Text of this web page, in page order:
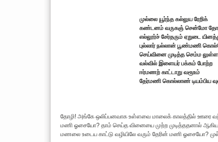
முல்லை யூர்ந்த கல்லுய ரேறிக்
கண்டனம் வருகஞ் சென்மோ
எல்லூர்ச் சேர்தரும் ஏறுடை
புல்லார் நல்லான் பூண்மணி
செய்வினை முடித்த செம்ம
வல்வில் இளையர் பக்கம் போற்ற
ஈர்மணற் காட்டாறு வரூஉம்
தேர்மணி கொல்லாண் டியம்பிய
தோழி! அங்கே ஒலிப்பனவாக உள்ளவை மாலைக் காலத்தில் ஊரை
மணி ஓசையோ? தாம் செய்த வினையை முற்ற முடித்ததனால் ஆகிய
மணலை உடைய காட்டு வழியிலே வரும் தேரின் மணி ஓசையோ?